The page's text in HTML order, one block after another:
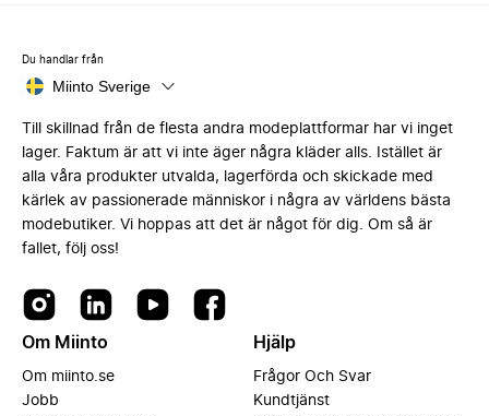
Du handlar från
Miinto Sverige
Till skillnad från de flesta andra modeplattformar har vi inget
lager. Faktum är att vi inte äger några kläder alls. Istället är
alla våra produkter utvalda, lagerförda och skickade med
kärlek av passionerade människor i några av världens bästa
modebutiker. Vi hoppas att det är något för dig. Om så är
fallet, följ oss!
Om Miinto
Om miinto.se
Jobb
Hjälp
Frågor Och Svar
Kundtjänst